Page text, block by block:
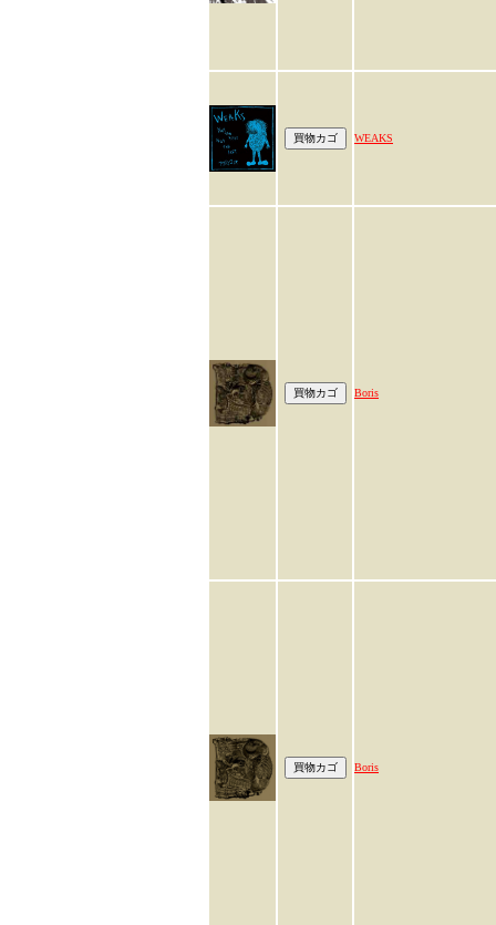
WEAKS
Boris
Boris